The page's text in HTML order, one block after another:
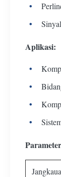
Aplikasi: